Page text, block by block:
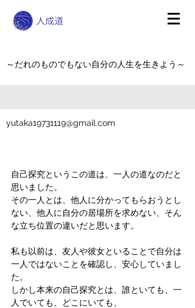
～だれのものでもない自分の人生を生きよう～
yutaka19731119@gmail.com
自己探究というこの道は、一人の道なのだと
思いました。
その一人とは、他人に分かってもらおうとし
ない、他人に自分の居場所を求めない、そん
な立ち位置の違いだと思います。
私も以前は、友人や彼女といることで自分は
一人ではないことを確認し、安心していまし
た。
しかし本来の自己探究とは、誰といても、一
人でいても、どこにいても、